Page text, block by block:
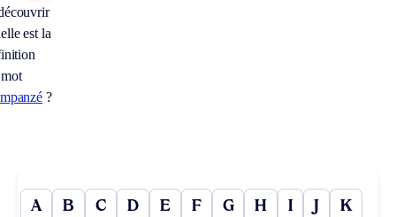
est la
?
A B C D E F G H I J K